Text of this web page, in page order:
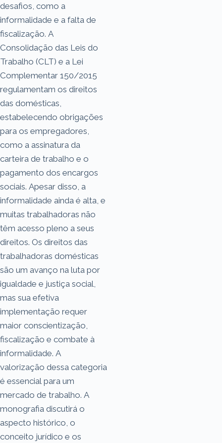
desafios, como a
informalidade e a falta de
fiscalização. A
Consolidação das Leis do
Trabalho (CLT) e a Lei
Complementar 150/2015
regulamentam os direitos
das domésticas,
estabelecendo obrigações
para os empregadores,
como a assinatura da
carteira de trabalho e o
pagamento dos encargos
sociais. Apesar disso, a
informalidade ainda é alta, e
muitas trabalhadoras não
têm acesso pleno a seus
direitos. Os direitos das
trabalhadoras domésticas
são um avanço na luta por
igualdade e justiça social,
mas sua efetiva
implementação requer
maior conscientização,
fiscalização e combate à
informalidade. A
valorização dessa categoria
é essencial para um
mercado de trabalho. A
monografia discutirá o
aspecto histórico, o
conceito jurídico e os